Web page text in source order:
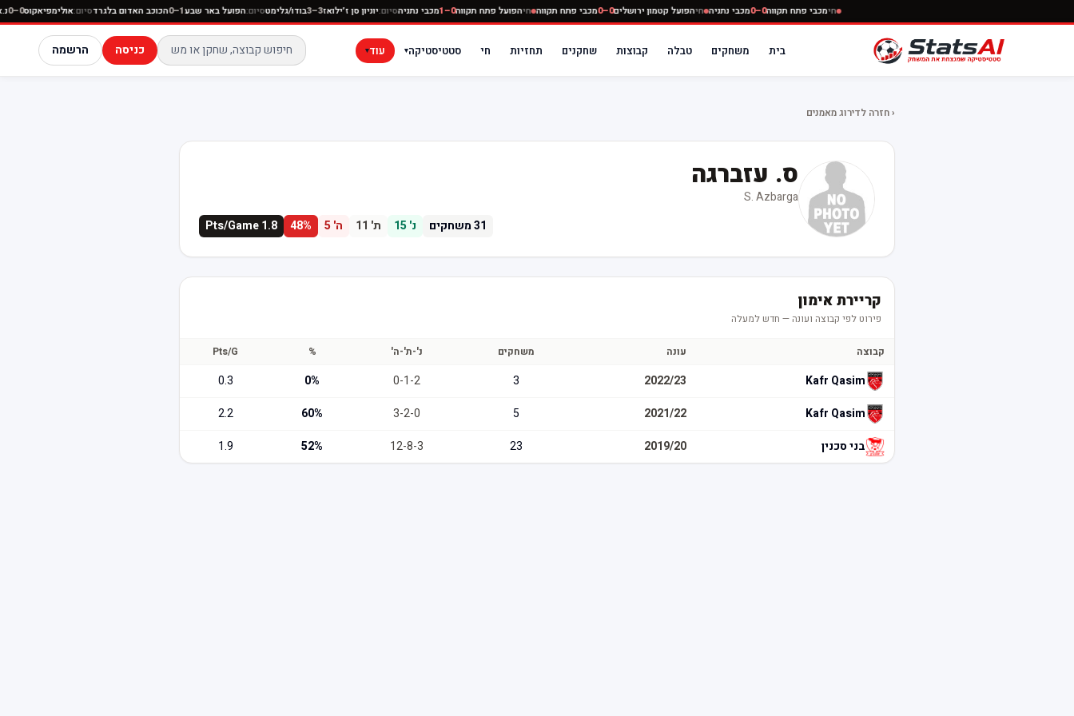
חימכבי פתח תקווה0–0 מכבי נתניה חיהפועל קטמון ירושלים0–0 מכבי פתח תקווה חיהפועל פתח תקווה0–1 מכבי נתניהסיום:יוניון סן ז׳ילואז3–3 בודו/גלימטסיום:הפועל באר שבע1–0 הכוכב האדום בלגרדסיום:אולימפיאקוס0–0
בית משחקים טבלה קבוצות שחקנים תחזיות חי סטטיסטיקה▾ עוד▾ כניסה הרשמה
‹ חזרה לדירוג מאמנים
ס. עזברגה
S. Azbarga
31משחקים נ'15 ת' 11 ה' 5
48%
1.8
קריירת אימון
פירוט לפי קבוצה ועונה — חדש למעלה
קבוצה עונה משחקים נ'-ת'-ה' %
Pts/G
Kafr Qasim
2022/23
3
0-1-2
0%
0.3
Kafr Qasim
2021/22
5
3-2-0
60%
2.2
בני סכנין
2019/20
23
12-8-3
52%
1.9